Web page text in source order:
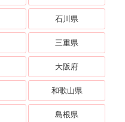
石川県
三重県
大阪府
和歌山県
島根県